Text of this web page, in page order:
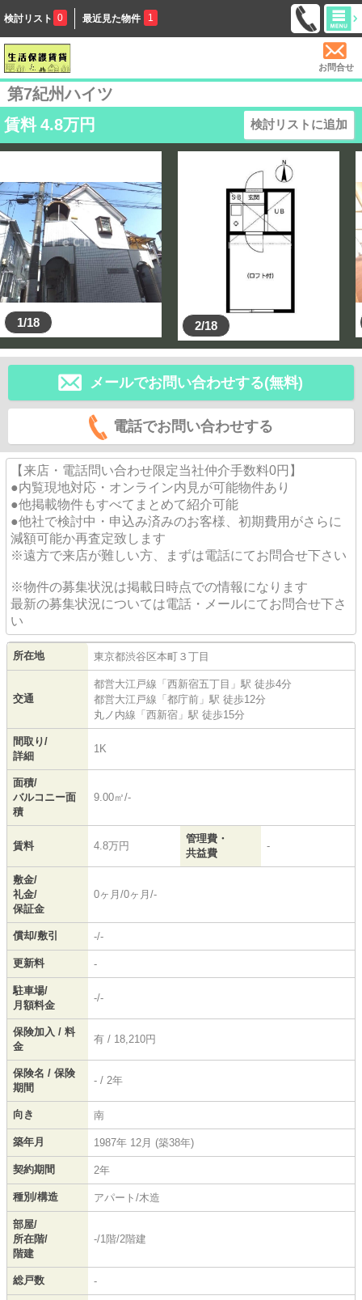
検討リスト 0 最近見た物件 1
お問合せ
第7紀州ハイツ
賃料 4.8万円 検討リストに追加
1/18 2/18
メールでお問い合わせする(無料)
電話でお問い合わせする
【来店・電話問い合わせ限定当社仲介手数料0円】
●内覧現地対応・オンライン内見が可能物件あり
●他掲載物件もすべてまとめて紹介可能
●他社で検討中・申込み済みのお客様、初期費用がさらに
減額可能か再査定致します
※遠方で来店が難しい方、まずは電話にてお問合せ下さい
※物件の募集状況は掲載日時点での情報になります
最新の募集状況については電話・メールにてお問合せ下さ
い
所在地 東京都渋谷区本町 ３丁目
交通
都営大江戸線 「 西新宿五丁目 」駅 徒歩4分
都営大江戸線 「 都庁前 」駅 徒歩12分
丸ノ内線 「 西新宿 」駅 徒歩15分
間取り/
詳細
1K
面積/
バルコニー面
積
9.00㎡/-
賃料 4.8万円
管理費・
共益費
-
敷金/
礼金/
保証金
0ヶ月/0ヶ月/-
償却/敷引 -/-
更新料 -
駐車場/
月額料金
-/-
保険加入 / 料
金
有 / 18,210円
保険名 / 保険
期間
- / 2年
向き 南
築年月 1987年 12月 (築38年)
契約期間 2年
種別/構造 アパート/木造
部屋/
所在階/
階建
-/1階/2階建
総戸数 -